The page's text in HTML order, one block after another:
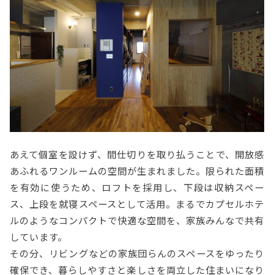
あえて個室を設けず、間仕切りを取り払うことで、開放感
あふれるワンルームの空間が生まれました。限られた面積
を有効に使うため、ロフトを採用し、下段は収納スペー
ス、上段を就寝スペースとして活用。まるでカプセルホテ
ルのようなコンパクトで快適な空間を、家族みんなで共有
しています。
その分、リビングなどの家族団らんのスペースをゆったり
確保でき、暮らしやすさと楽しさを両立した住まいになり